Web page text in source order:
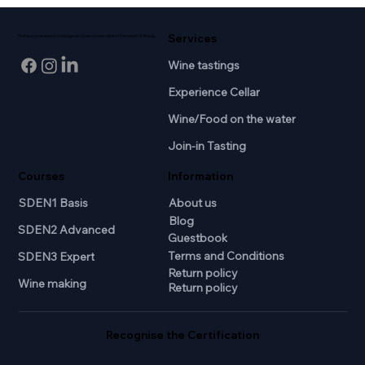
Professional wine knowledge and passion for wine in the heart of Breda.
Courses
SDEN1 Basis
SDEN2 Advanced
SDEN3 Expert
Wine making
Services
Wine tastings
Experience Cellar
Wine/Food on the water
Join-in Tasting
Information
About us
Blog
Guestbook
Terms and Conditions
Return policy
Return policy
Recognise the Certification